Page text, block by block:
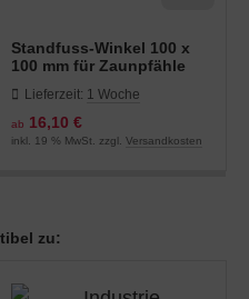
Standfuss-Winkel 100 x
100 mm für Zaunpfähle
verschiedenen Farben
Lieferzeit: 1 Woche
ab 16,10 €
inkl. 19 % MwSt. zzgl. Versandkosten
zu: